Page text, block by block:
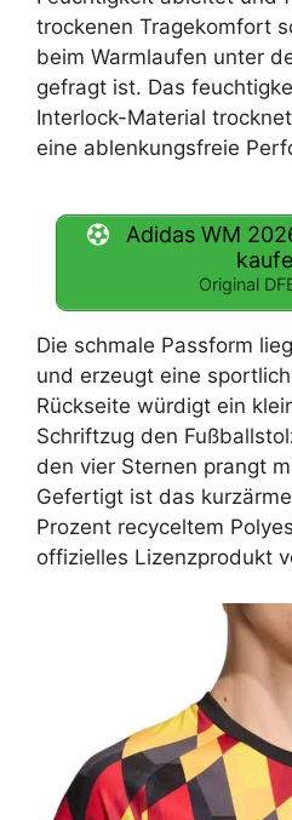
trockenen Tragekomfort
beim Warmlaufen unter
gefragt ist. Das
Interlock-Material
eine ablenkungsfreie
Adidas WM
Original
Die schmale Passform
und erzeugt eine
Rückseite würdigt ein
Schriftzug den
den vier Sternen prangt
Gefertigt ist das
Prozent recyceltem
offizielles Lizenzprodukt